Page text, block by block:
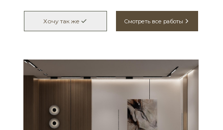
Смотреть все работы
Хочу так же